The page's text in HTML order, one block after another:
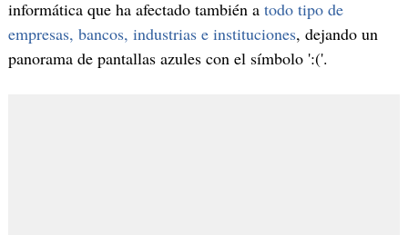
informática que ha afectado también a todo tipo de
empresas, bancos, industrias e instituciones, dejando un
panorama de pantallas azules con el símbolo ':('.